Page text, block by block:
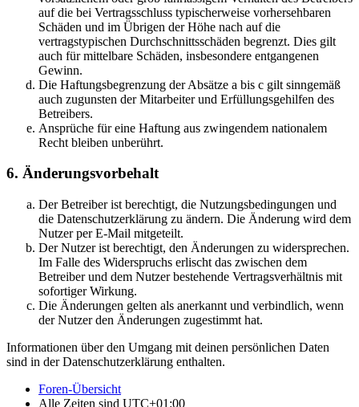
auf die bei Vertragsschluss typischerweise vorhersehbaren
Schäden und im Übrigen der Höhe nach auf die
vertragstypischen Durchschnittsschäden begrenzt. Dies gilt
auch für mittelbare Schäden, insbesondere entgangenen
Gewinn.
Die Haftungsbegrenzung der Absätze a bis c gilt sinngemäß
auch zugunsten der Mitarbeiter und Erfüllungsgehilfen des
Betreibers.
Ansprüche für eine Haftung aus zwingendem nationalem
Recht bleiben unberührt.
6. Änderungsvorbehalt
Der Betreiber ist berechtigt, die Nutzungsbedingungen und
die Datenschutzerklärung zu ändern. Die Änderung wird dem
Nutzer per E-Mail mitgeteilt.
Der Nutzer ist berechtigt, den Änderungen zu widersprechen.
Im Falle des Widerspruchs erlischt das zwischen dem
Betreiber und dem Nutzer bestehende Vertragsverhältnis mit
sofortiger Wirkung.
Die Änderungen gelten als anerkannt und verbindlich, wenn
der Nutzer den Änderungen zugestimmt hat.
Informationen über den Umgang mit deinen persönlichen Daten
sind in der Datenschutzerklärung enthalten.
Foren-Übersicht
Alle Zeiten sind UTC+01:00